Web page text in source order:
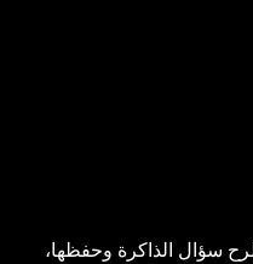
سؤال الذاكرة وحفظها،